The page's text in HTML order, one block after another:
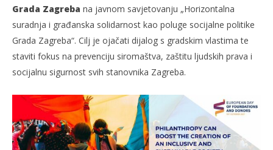
Grada Zagreba na javnom savjetovanju „Horizontalna
suradnja i građanska solidarnost kao poluge socijalne politike
Grada Zagreba“. Cilj je ojačati dijalog s gradskim vlastima te
staviti fokus na prevenciju siromaštva, zaštitu ljudskih prava i
socijalnu sigurnost svih stanovnika Zagreba.